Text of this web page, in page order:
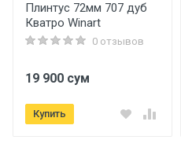
Плинтус 72мм 707 дуб
Кватро Winart
0 отзывов
19 900 сум
Купить